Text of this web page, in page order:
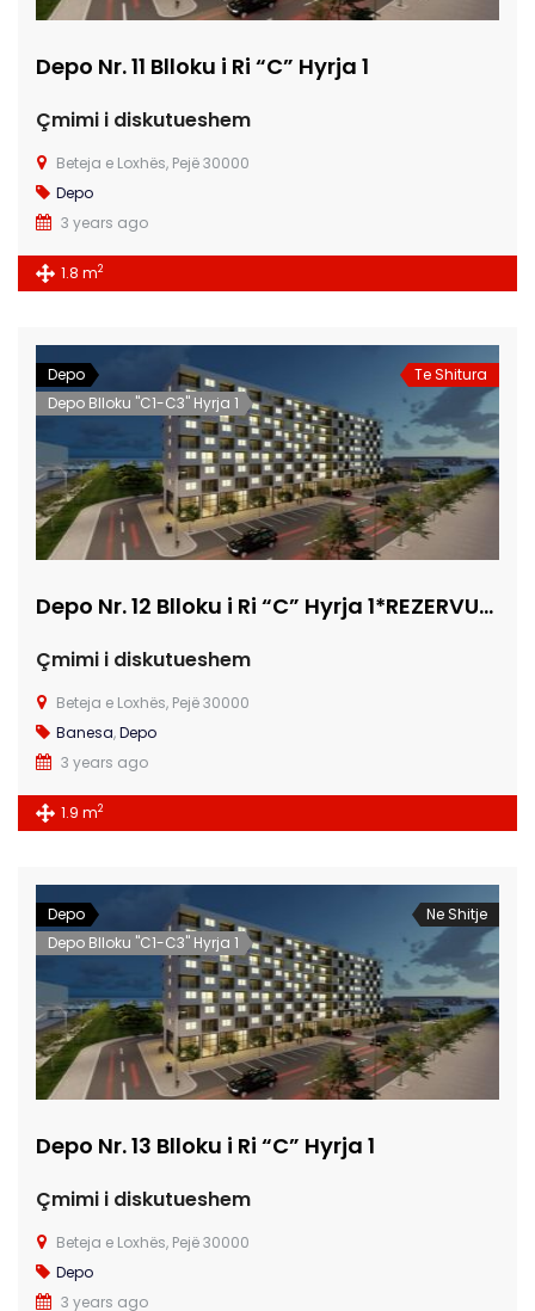
Depo Nr. 11 Blloku i Ri “C” Hyrja 1
Çmimi i diskutueshem
Beteja e Loxhës, Pejë 30000
Depo
3 years ago
1.8 m2
Depo
Depo Blloku "C1-C3" Hyrja 1
Te Shitura
Depo Nr. 12 Blloku i Ri “C” Hyrja 1*REZERVUAR
Çmimi i diskutueshem
Beteja e Loxhës, Pejë 30000
Banesa,Depo
3 years ago
1.9 m2
Depo
Depo Blloku "C1-C3" Hyrja 1
Ne Shitje
Depo Nr. 13 Blloku i Ri “C” Hyrja 1
Çmimi i diskutueshem
Beteja e Loxhës, Pejë 30000
Depo
3 years ago